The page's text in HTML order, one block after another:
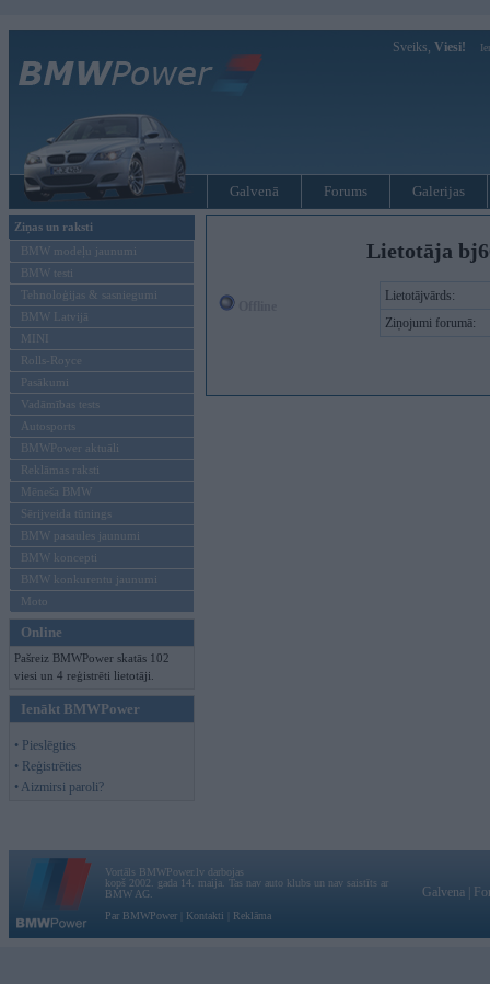
Sveiks, Viesi!
Galvenā Forums Galerijas
Ziņas un raksti
BMW modeļu jaunumi
BMW testi
Tehnoloģijas & sasniegumi
BMW Latvijā
MINI
Rolls-Royce
Pasākumi
Vadāmības tests
Autosports
BMWPower aktuāli
Reklāmas raksti
Mēneša BMW
Sērijveida tūnings
BMW pasaules jaunumi
BMW koncepti
BMW konkurentu jaunumi
Moto
Online
Pašreiz BMWPower skatās 102
viesi un 4 reģistrēti lietotāji.
Ienākt BMWPower
• Pieslēgties
• Reģistrēties
• Aizmirsi paroli?
Lietotāja
Lietotājvārds:
Ziņojumi forumā:
Vortāls BMWPower.lv darbojas
kopš 2002. gada 14. maija. Tas nav auto klubs un nav saistīts ar
BMW AG.
Par BMWPower
Kontakti Reklāma
Galvena